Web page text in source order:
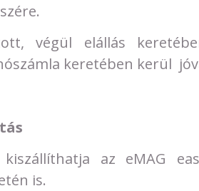
végül elállás
keretében kerül
az eMAG
is.